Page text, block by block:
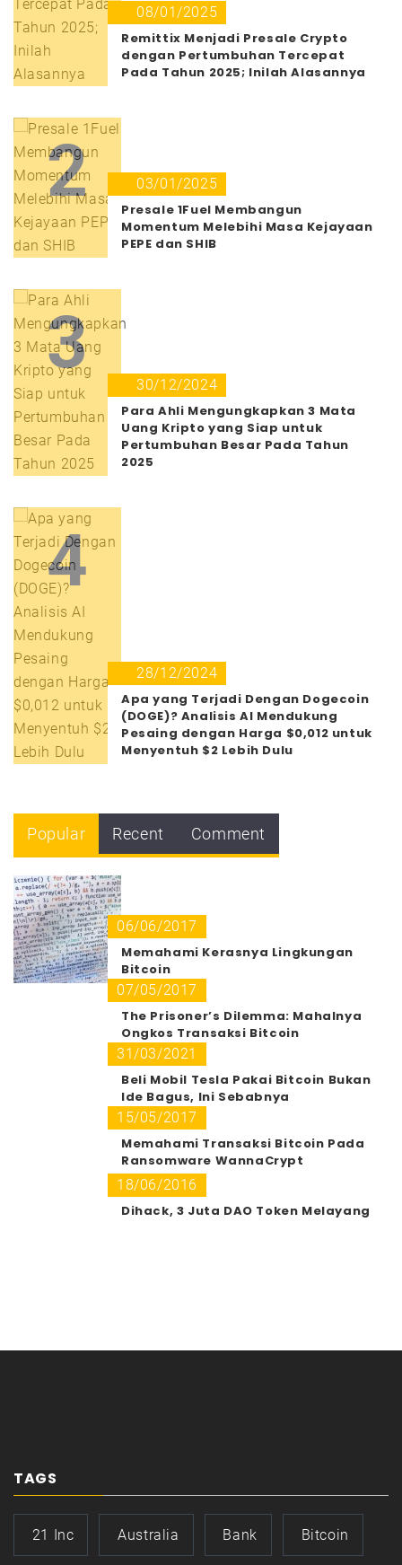
08/01/2025
Remittix Menjadi Presale Crypto
dengan Pertumbuhan Tercepat
Pada Tahun 2025; Inilah Alasannya
2
03/01/2025
Presale 1Fuel Membangun
Momentum Melebihi Masa Kejayaan
PEPE dan SHIB
3
30/12/2024
Para Ahli Mengungkapkan 3 Mata
Uang Kripto yang Siap untuk
Pertumbuhan Besar Pada Tahun
2025
4
28/12/2024
Apa yang Terjadi Dengan Dogecoin
(DOGE)? Analisis AI Mendukung
Pesaing dengan Harga $0,012 untuk
Menyentuh $2 Lebih Dulu
Popular Recent Comment
06/06/2017
Memahami Kerasnya Lingkungan
Bitcoin
07/05/2017
The Prisoner’s Dilemma: Mahalnya
Ongkos Transaksi Bitcoin
31/03/2021
Beli Mobil Tesla Pakai Bitcoin Bukan
Ide Bagus, Ini Sebabnya
15/05/2017
Memahami Transaksi Bitcoin Pada
Ransomware WannaCrypt
18/06/2016
Dihack, 3 Juta DAO Token Melayang
TAGS
21 Inc Australia Bank Bitcoin